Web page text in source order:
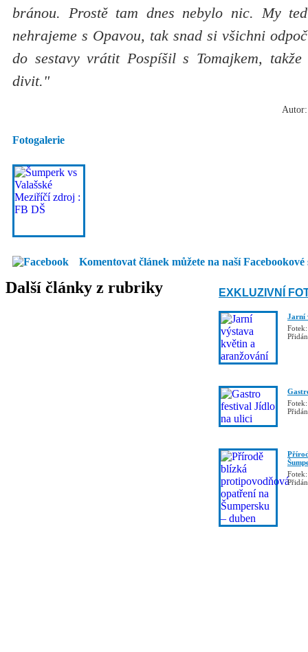
bránou. Prostě tam dnes nebylo nic. My
nehrajeme s Opavou, tak snad si všichni
do sestavy vrátit Pospíšil s Tomajkem,
divit."
Autor:
Fotogalerie
Komentovat článek můžete na naší Facebookové
Další články z rubriky EXKLUZIVNÍ
Jarní